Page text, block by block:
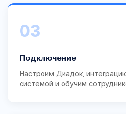
03
Подключение
Настроим Диадок,
системой и обучим